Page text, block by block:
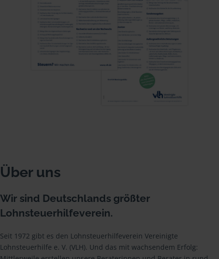
Über uns
Wir sind Deutschlands größter
Lohnsteuerhilfeverein.
Seit 1972 gibt es den Lohnsteuerhilfeverein Vereinigte
Lohnsteuerhilfe e. V. (VLH). Und das mit wachsendem Erfolg: